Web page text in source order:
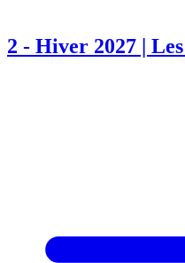
2 - Hiver 2027 |